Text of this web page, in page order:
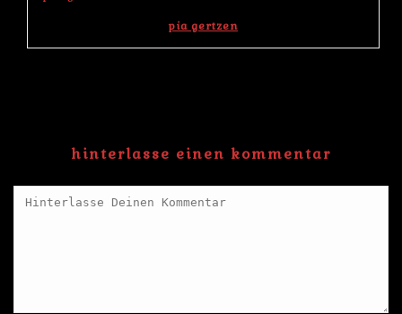
pia gertzen
hinterlasse einen kommentar